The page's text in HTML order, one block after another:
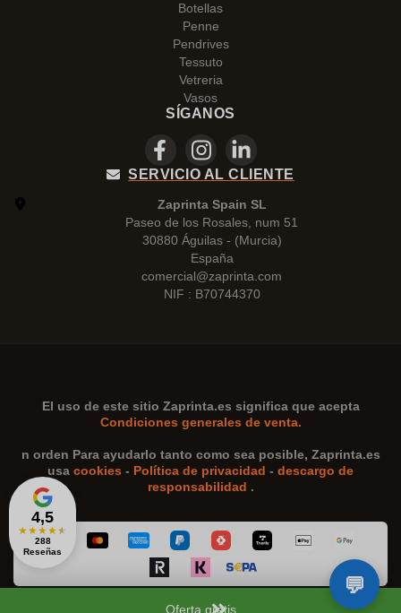
Oferta gratis
4,5
★★★★★
288
Reseñas
Botellas
Penne
Pendrives
Tessuto
Vetreria
Vasos
SÍGANOS
SERVICIO AL CLIENTE
Zaprinta Spain SL
Paseo de los Rosales, num 51
30880 Águilas - (Murcia)
España
comercial@zaprinta.com
NIF : B70744370
El uso de este sitio Zaprinta.es significa que acepta
Condiciones generales de venta.
n orden Para ayudarlo tanto como sea posible, Zaprinta.es
usa cookies - Política de privacidad - descargo de
responsabilidad .